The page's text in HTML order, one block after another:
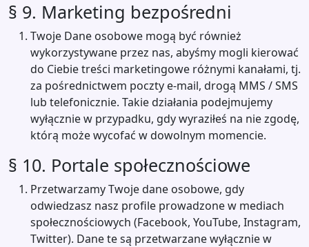
§ 9. Marketing bezpośredni
Twoje Dane osobowe mogą być również
wykorzystywane przez nas, abyśmy mogli kierować
do Ciebie treści marketingowe różnymi kanałami, tj.
za pośrednictwem poczty e-mail, drogą MMS / SMS
lub telefonicznie. Takie działania podejmujemy
wyłącznie w przypadku, gdy wyraziłeś na nie zgodę,
którą może wycofać w dowolnym momencie.
§ 10. Portale społecznościowe
Przetwarzamy Twoje dane osobowe, gdy
odwiedzasz nasz profile prowadzone w mediach
społecznościowych (Facebook, YouTube, Instagram,
Twitter). Dane te są przetwarzane wyłącznie w